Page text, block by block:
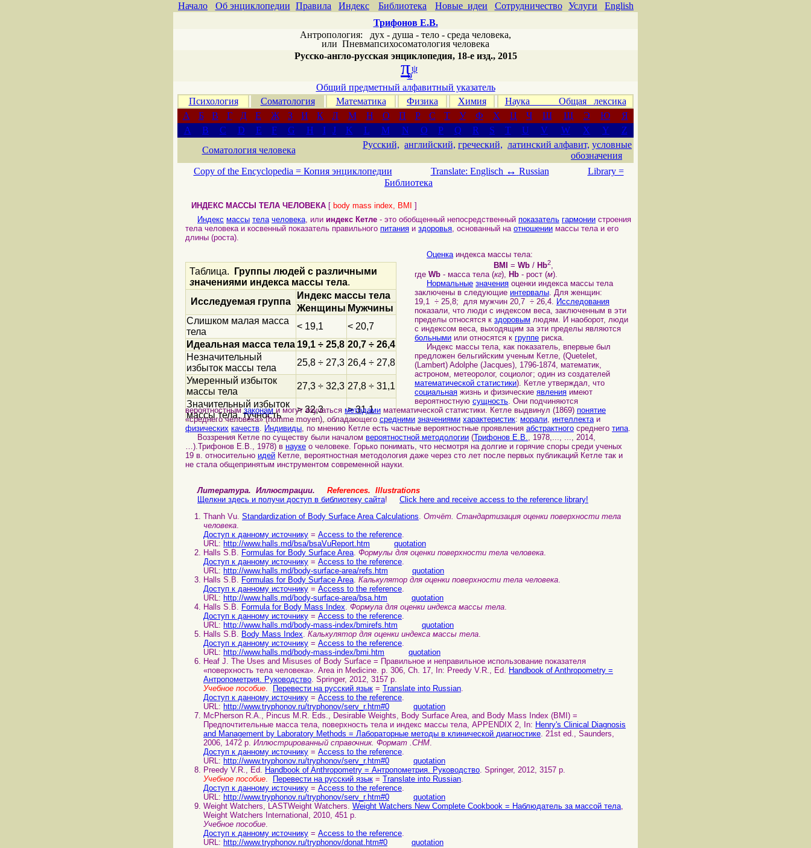
Начало Об энциклопедии Правила Индекс Библиотека Новые идеи Сотрудничество Услуги
English
Трифонов Е.В.
Антропология: дух - душа - тело - среда человека,
или Пневмапсихосоматология человека
Русско-англо-русская энциклопедия, 18-е изд., 2015
πψ
σ
Общий предметный алфавитный указатель
Психология
Соматология Математика Физика Химия
Наука Общая лексика
А
Б В Г Д Е Ж З И К Л М Н О П Р С Т У Ф Х Ц Ч Ш Щ Э Ю
Я
A
B C D E F G H I J K L M N O P Q R S T U V W X Y
Z
Соматология человека
Русский, английский, греческий, латинский алфавит, условные
обозначения
Copy of the Encyclopedia = Копия энциклопедии Translate: Englisch ↔ Russian
Library =
Библиотека
ИНДЕКС МАССЫ ТЕЛА ЧЕЛОВЕКА [ body mass index, BMI
]
Индекс массы тела человека, или индекс Кетле - это обобщенный непосредственный показатель гармонии строения
тела человека и косвенный показатель правильного питания и здоровья, основанный на отношении массы тела и его
длины (роста).
Таблица. Группы людей с различными
значениями индекса массы тела.
Исследуемая группа
Индекс массы тела
Женщины Мужчины
Слишком малая масса
тела
< 19,1
< 20,7
Идеальная масса тела 19,1 ÷ 25,8 20,7 ÷ 26,4
Незначительный
избыток массы тела
25,8 ÷ 27,3 26,4 ÷ 27,8
Умеренный избыток
массы тела
27,3 ÷ 32,3 27,8 ÷ 31,1
Значительный избыток
массы тела, тучность
> 32,3 > 31,1
Оценкаиндекса массы тела:
BMI
= Wb/ Hb2,
где Wb - масса тела (кг), Hb - рост (м).
Нормальные значения оценки индекса массы тела
заключены в следующие интервалы. Для женщин:
19,1 ÷ 25,8; для мужчин 20,7 ÷ 26,4. Исследования
показали, что люди с индексом веса, заключенным в эти
пределы относятся к здоровым людям. И наоборот, люди
с индексом веса, выходящим за эти пределы являются
больными или относятся к группе риска.
Индекс массы тела, как показатель, впервые был
предложен бельгийским ученым Кетле, (Quetelet,
(Lambert) Adolphe (Jacques), 1796-1874, математик,
астроном, метеоролог, социолог; один из создателей
математической статистики). Кетле утверждал, что
социальная жизнь и физические явления имеют
вероятностную сущность. Они подчиняются
вероятностнымзаконами могут изучаться методами математической статистики. Кетле выдвинул (1869) понятие
«среднего человека» (homme moyen), обладающегосредними значениями характеристик: морали, интеллектаи
физических качеств. Индивиды, по мнению Кетле есть частные вероятностные проявления абстрактного среднего типа.
Воззрения Кетле по существу были началом вероятностной методологии (Трифонов Е.В., 1978,..., ..., 2014,
…).Трифонов Е.В., 1978) в науке о человеке. Горько понимать, что несмотря на долгие и горячие споры среди ученых
19 в. относительно идей Кетле, вероятностная методология даже через сто лет после первых публикаций Кетле так и
не стала общепринятым инструментом современной науки.
Литература. Иллюстрации. References. Illustrations
Щелкни здесь и получи доступ в библиотеку сайта! Click here and receive access to the reference library!
Thanh Vu. Standardization of Body Surface Area Calculations. Отчёт. Стандартизация оценки поверхности тела
человека.
Доступ к данному источнику = Access to the reference.
URL: http://www.halls.md/bsa/bsaVuReport.htm
quotation
Halls S.B. Formulas for Body Surface Area. Формулы для оценки поверхности тела человека.
Доступ к данному источнику = Access to the reference.
URL: http://www.halls.md/body-surface-area/refs.htm
quotation
Halls S.B. Formulas for Body Surface Area. Калькулятор для оценки поверхности тела человека.
Доступ к данному источнику = Access to the reference.
URL: http://www.halls.md/body-surface-area/bsa.htm
quotation
Halls S.B. Formula for Body Mass Index. Формула для оценки индекса массы тела.
Доступ к данному источнику = Access to the reference.
URL: http://www.halls.md/body-mass-index/bmirefs.htm
quotation
Halls S.B. Body Mass Index. Калькулятор для оценки индекса массы тела.
Доступ к данному источнику = Access to the reference.
URL: http://www.halls.md/body-mass-index/bmi.htm
quotation
Heaf J. The Uses and Misuses of Body Surface = Правильное и неправильное использование показателя
«поверхность тела человека». Area in Medicine. p. 306, Ch. 17, In: Preedy V.R., Ed. Handbook of Anthropometry =
Антропометрия. Руководство. Springer, 2012, 3157 p.
Учебное пособие. Перевести на русский язык = Translate into Russian.
Доступ к данному источнику = Access to the reference.
URL: http://www.tryphonov.ru/tryphonov/serv_r.htm#0
quotation
McPherson R.A., Pincus M.R. Eds., Desirable Weights, Body Surface Area, and Body Mass Index (BMI) =
Предпочтительные масса тела, поверхность тела и индекс массы тела, APPENDIX 2, In: Henry's Clinical Diagnosis
and Management by Laboratory Methods = Лабораторные методы в клинической диагностике. 21st ed., Saunders,
2006, 1472 p. Иллюстрированный справочник. Формат .CHM.
Доступ к данному источнику = Access to the reference.
URL: http://www.tryphonov.ru/tryphonov/serv_r.htm#0
quotation
Preedy V.R., Ed. Handbook of Anthropometry = Антропометрия. Руководство. Springer, 2012, 3157 p.
Учебное пособие. Перевести на русский язык = Translate into Russian.
Доступ к данному источнику = Access to the reference.
URL: http://www.tryphonov.ru/tryphonov/serv_r.htm#0
quotation
Weight Watchers, LASTWeight Watchers. Weight Watchers New Complete Cookbook = Наблюдатель за массой тела,
Weight Watchers International, 2010, 451 p.
Учебное пособие.
Доступ к данному источнику = Access to the reference.
URL: http://www.tryphonov.ru/tryphonov/donat.htm#0 quotation